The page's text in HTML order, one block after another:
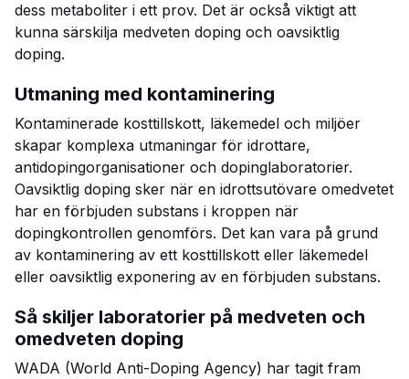
dess metaboliter i ett prov. Det är också viktigt att
kunna särskilja medveten doping och oavsiktlig
doping.
Utmaning med kontaminering
Kontaminerade kosttillskott, läkemedel och miljöer
skapar komplexa utmaningar för idrottare,
antidopingorganisationer och dopinglaboratorier.
Oavsiktlig doping sker när en idrottsutövare omedvetet
har en förbjuden substans i kroppen när
dopingkontrollen genomförs. Det kan vara på grund
av kontaminering av ett kosttillskott eller läkemedel
eller oavsiktlig exponering av en förbjuden substans.
Så skiljer laboratorier på medveten och
omedveten doping
WADA (World Anti-Doping Agency) har tagit fram